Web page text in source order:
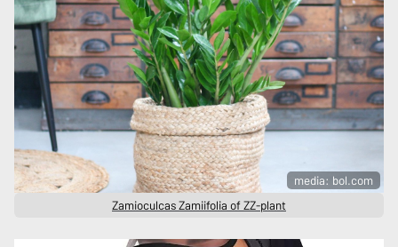
media: bol.com
Zamioculcas Zamiifolia of ZZ-plant